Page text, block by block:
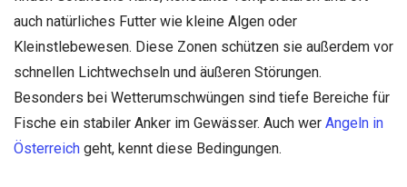
auch natürliches Futter wie kleine Algen oder
Kleinstlebewesen. Diese Zonen schützen sie außerdem vor
schnellen Lichtwechseln und äußeren Störungen.
Besonders bei Wetterumschwüngen sind tiefe Bereiche für
Fische ein stabiler Anker im Gewässer. Auch wer Angeln in
Österreich geht, kennt diese Bedingungen.